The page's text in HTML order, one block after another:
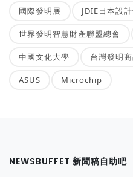
國際發明展 JDIE日本設
世界發明智慧財產聯盟總會
中國文化大學 台灣發明
ASUS Microchip
NEWSBUFFET 新聞稿自助吧